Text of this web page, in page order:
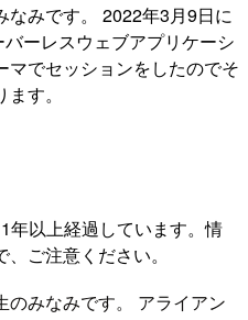
なみです。 2022年3月9日に
ーレスウェブアプリケーシ
マでセッションをしたのでそ
す。
年以上経過しています。情
ご注意ください。
のみなみです。 アライアン